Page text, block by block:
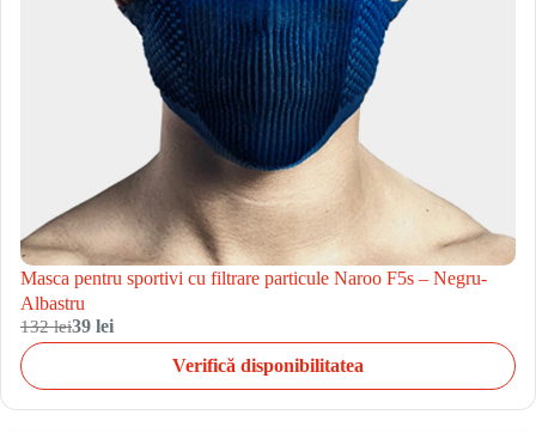
Masca pentru sportivi cu filtrare particule Naroo F5s – Negru-
Albastru
132 lei39 lei
Verifică disponibilitatea